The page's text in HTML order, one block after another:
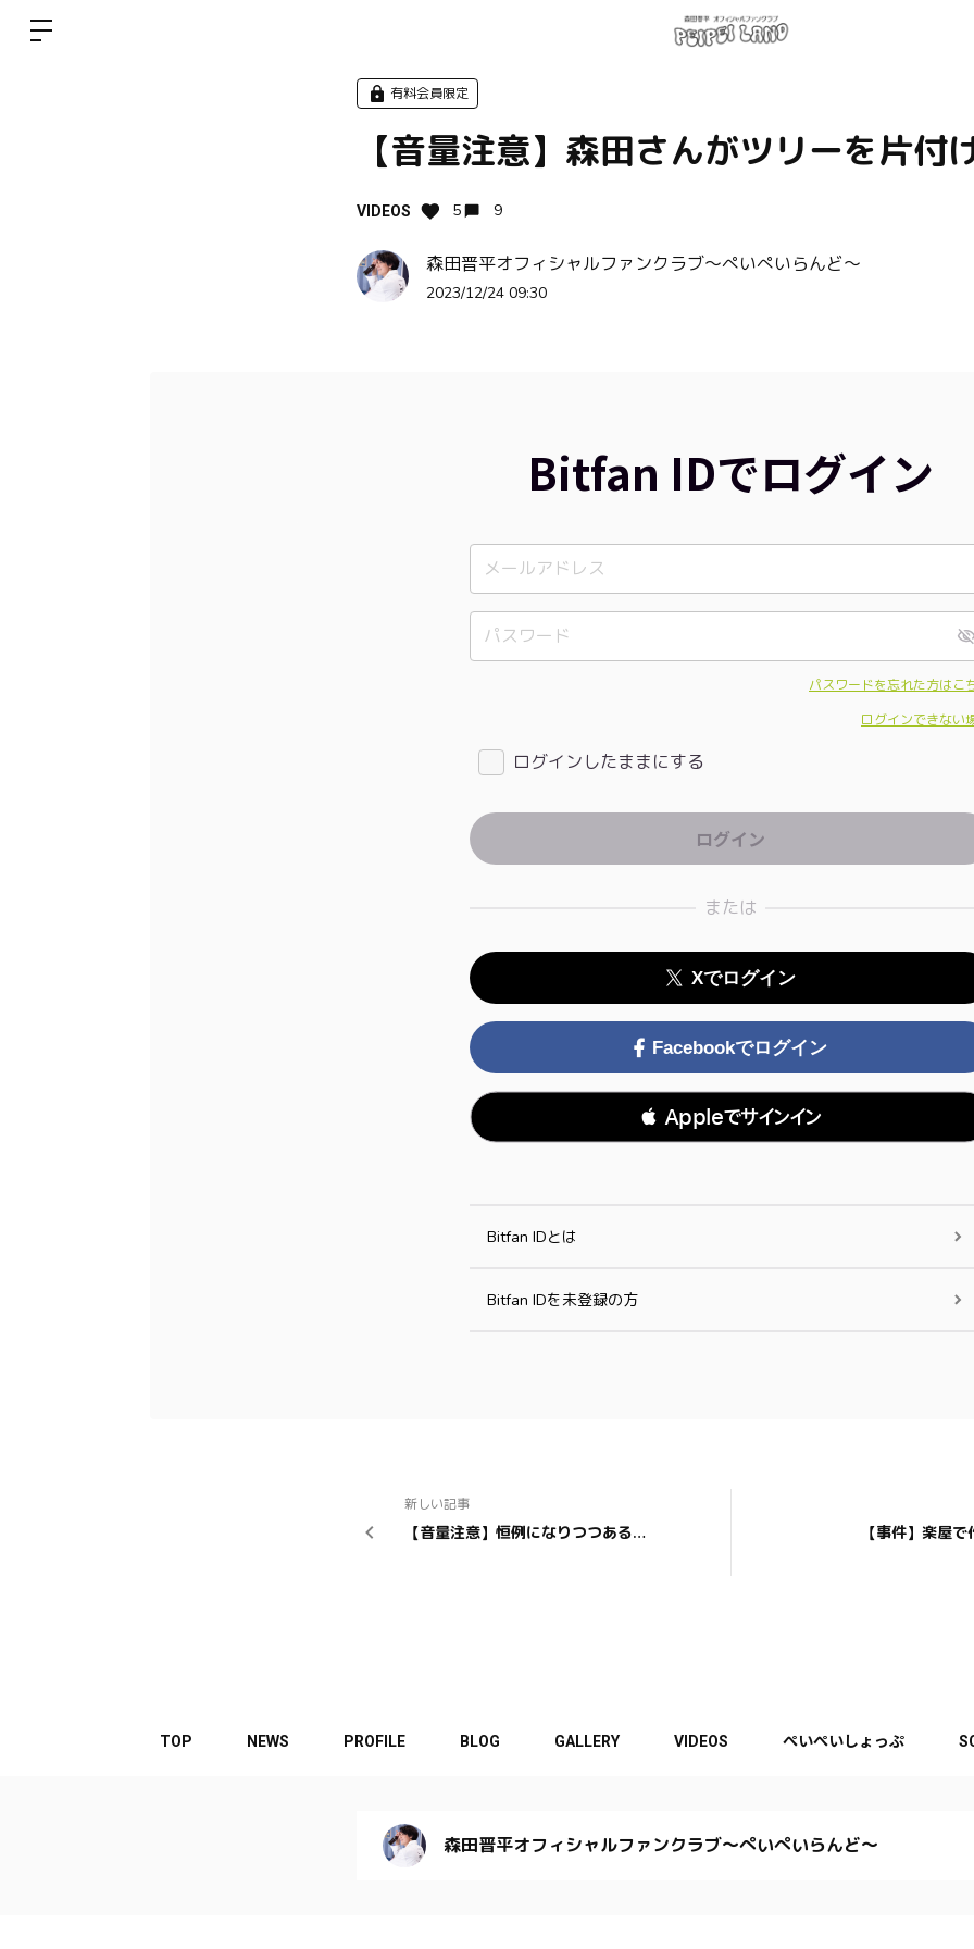
有料会員限定
【音量注意】森田さんがツリーを片付
VIDEOS 5 9
森田晋平オフィシャルファンクラブ〜ぺいぺいらんど〜
2023/12/24 09:30
Bitfan IDでログイン
パスワードを忘れた方はこ
ログインできない
ログインしたままにする
または
Xでログイン
Facebookでログイン
 Appleでサインイン
Bitfan IDとは
Bitfan IDを未登録の方
新しい記事
【音量注意】恒例になりつつある… 【事件】楽屋
TOP NEWS PROFILE BLOG GALLERY VIDEOS ぺいぺいしょっぷ
森田晋平オフィシャルファンクラブ〜ぺいぺいらんど〜